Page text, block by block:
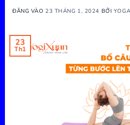
ĐĂNG VÀO 23 THÁNG 1, 2024 BỞI
23
Th1